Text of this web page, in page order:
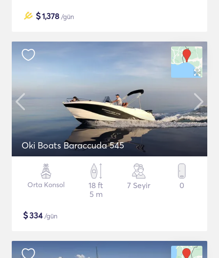
$1,378 /gün
Oki Boats Baraccuda 545
Orta Konsol
18 ft
5 m
7 Seyir 0
$334/gün